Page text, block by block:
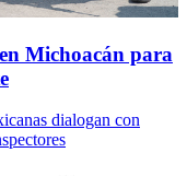
Michoacán para
dialogan con